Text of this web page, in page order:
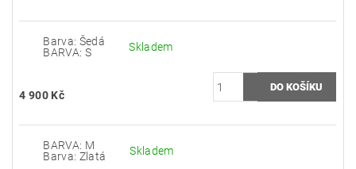
Barva: Šedá
BARVA: S
Skladem
4 900 Kč
BARVA: M
Barva: Zlatá
Skladem